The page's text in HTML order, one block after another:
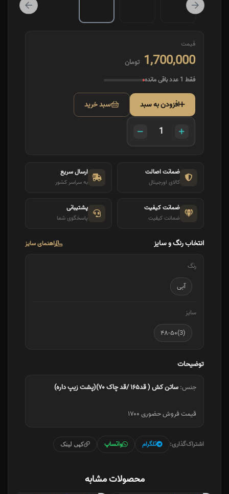
قیمت
1,700,000 تومان
فقط 1 عدد باقی مانده
افزودن به سبد سبد خرید
ضمانت اصالت
کالای اورجینال
ارسال سریع
به سراسر کشور
ضمانت کیفیت
ضمانت کیفیت
پشتیبانی
پاسخگوی شما
انتخاب رنگ و سایز راهنمای سایز
رنگ
آبی
سایز
(3)۴۸-۵۰
توضیحات
جنس:ساتن‌ کش ( قد۱۶۵ /قد چاک ۷۰)(پشت زیپ داره)
قیمت فروش حضوری ۱۷۰۰
اشتراک‌گذاری: تلگرام واتساپ کپی لینک
محصولات مشابه